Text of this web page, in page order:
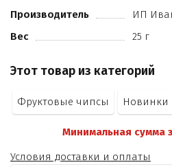
Производитель
ИП
Вес
25 г
Этот товар из категорий
Фруктовые чипсы Новинки
Минимальная сумма
Условия доставки и оплаты